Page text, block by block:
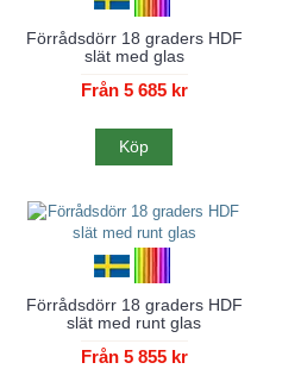
Förrådsdörr 18 graders HDF
slät med glas
Från 5 685 kr
Köp
Förrådsdörr 18 graders HDF
slät med runt glas
Från 5 855 kr